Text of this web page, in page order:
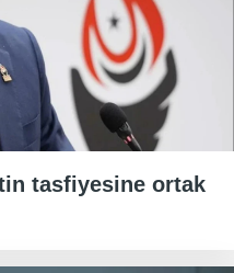
tasfiyesine ortak